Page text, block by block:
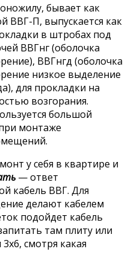
бывает как
ВВГ-П, выпускается как
в штробах под
ВВГнг (оболочка
ВВГнгд (оболочка
низкое выделение
для прокладки на
возгорания.
большой
монтаже
у себя в квартире и
— ответ
кабель ВВГ. Для
делают кабелем
подойдет кабель
там плиту или
смотря какая